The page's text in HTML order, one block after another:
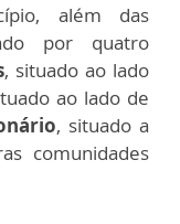
além das
por quatro
, situado ao lado
ao lado de
, situado a
comunidades